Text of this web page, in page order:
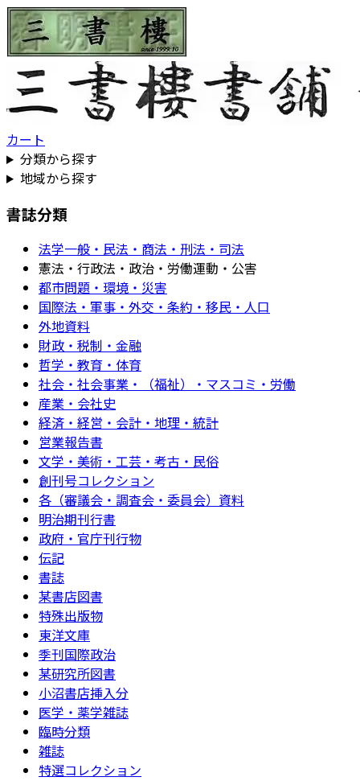
カート
分類から探す
地域から探す
書誌分類
法学一般・民法・商法・刑法・司法
憲法・行政法・政治・労働運動・公害
都市問題・環境・災害
国際法・軍事・外交・条約・移民・人口
外地資料
財政・税制・金融
哲学・教育・体育
社会・社会事業・（福祉）・マスコミ・労働
産業・会社史
経済・経営・会計・地理・統計
営業報告書
文学・美術・工芸・考古・民俗
創刊号コレクション
各（審議会・調査会・委員会）資料
明治期刊行書
政府・官庁刊行物
伝記
書誌
某書店図書
特殊出版物
東洋文庫
季刊国際政治
某研究所図書
小沼書店挿入分
医学・薬学雑誌
臨時分類
雑誌
特選コレクション